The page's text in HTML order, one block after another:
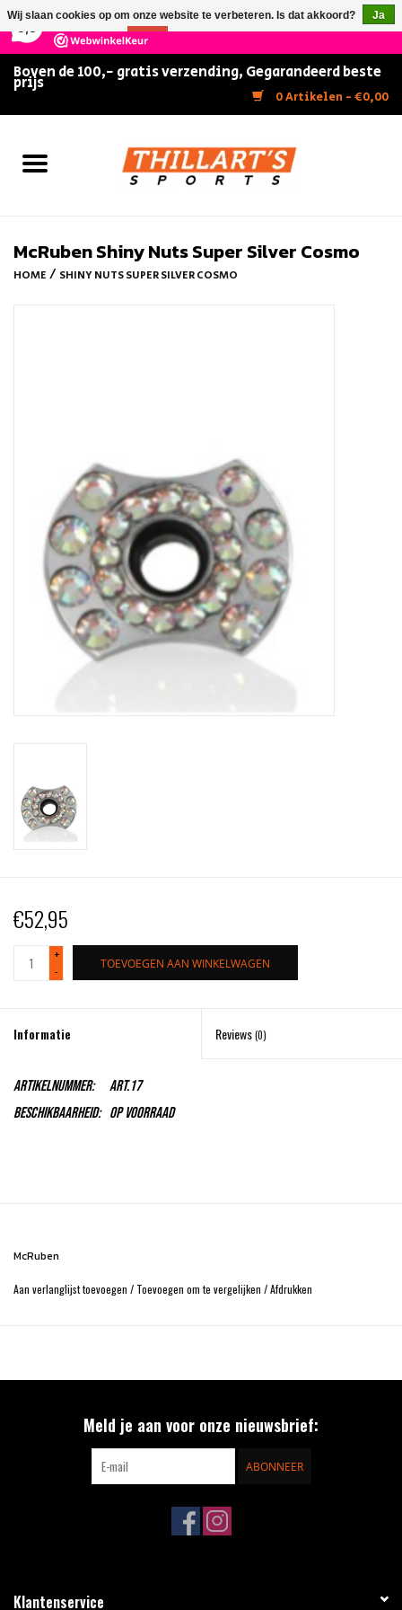
147 Reviews ×
Boven de 100,- gratis verzending, Gegarandeerd beste
prijs
0 Artikelen - €0,00
Home
Rolschaatsen
Merken
McRuben Shiny Nuts Super Silver Cosmo
HOME / SHINY NUTS SUPER SILVER COSMO
€52,95
+
-
TOEVOEGEN AAN WINKELWAGEN
Informatie Reviews(0)
Artikelnummer:
Art.17
Beschikbaarheid: Op voorraad
McRuben
Aan verlanglijst toevoegen / Toevoegen om te vergelijken /Afdrukken
Meld je aan voor onze nieuwsbrief:
ABONNEER
Klantenservice
Wij slaan cookies op om onze website te verbeteren. Is dat akkoord?
Ja
Nee